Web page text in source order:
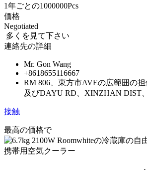
1年ごとの1000000Pcs
価格
Negotiated
多くを見て下さい
連絡先の詳細
Mr. Gon Wang
+8618655116667
RM 806、東方市AVEの広範囲の
及びDAYU RD、XINZHAN DIST
接触
最高の価格で